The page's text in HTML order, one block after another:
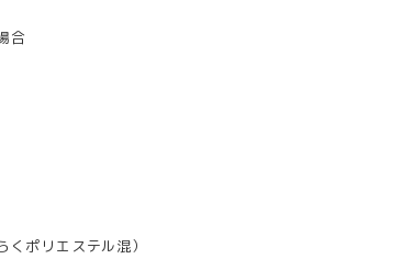
合
ポリエステル混）